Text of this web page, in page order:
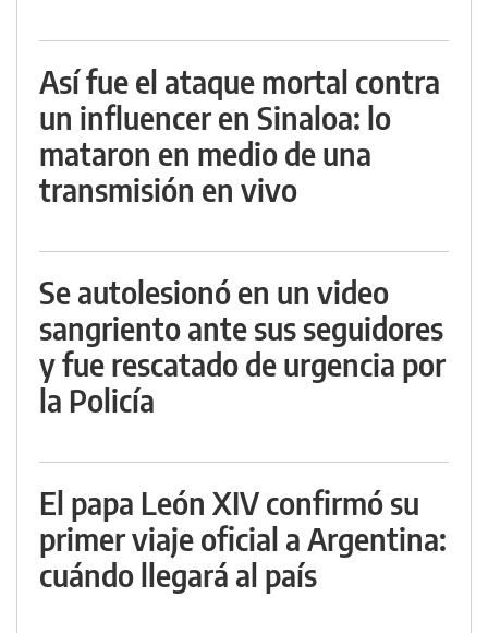
Así fue el ataque mortal contra
un influencer en Sinaloa: lo
mataron en medio de una
transmisión en vivo
Se autolesionó en un video
sangriento ante sus seguidores
y fue rescatado de urgencia por
la Policía
El papa León XIV confirmó su
primer viaje oficial a Argentina:
cuándo llegará al país